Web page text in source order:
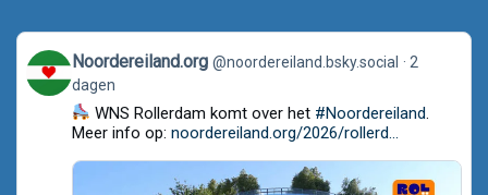
View
post
by
Noordereiland.org
Bluesky
Noordereiland.org @noordereiland.bsky.social
2
dagen
WNS Rollerdam komt over het #Noordereiland.
Meer info op: noordereiland.org/2026/rollerd...